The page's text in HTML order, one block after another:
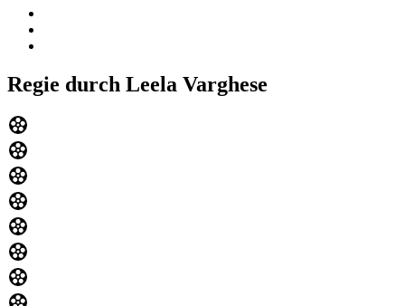
Regie durch Leela Varghese